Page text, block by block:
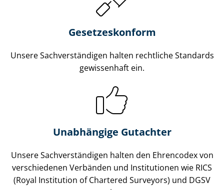
Gesetzes­konform
Unsere Sach­ver­stän­di­gen halten rechtliche Standards
gewissenhaft ein.
Unabhängige Gutachter
Unsere Sach­ver­stän­di­gen halten den Ehrencodex von
verschiedenen Verbänden und Institutionen wie RICS
(Royal Institution of Chartered Surveyors) und DGSV